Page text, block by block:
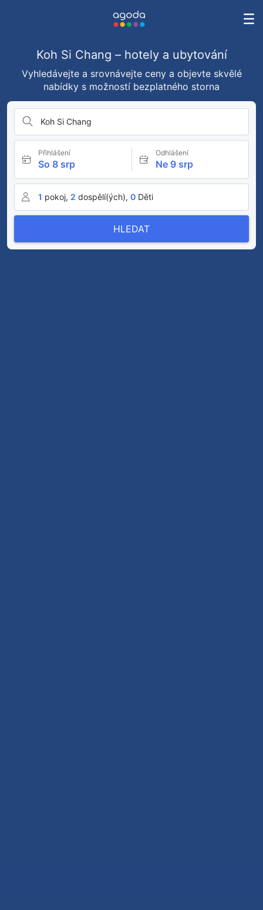
Koh Si Chang – hotely a ubytování
Vyhledávejte a srovnávejte ceny a objevte skvělé
nabídky s možností bezplatného storna
Koh Si Chang
Přihlášení
So 8 srp
Odhlášení
Ne 9 srp
1 pokoj, 2 dospělí(ých), 0 Děti
HLEDAT